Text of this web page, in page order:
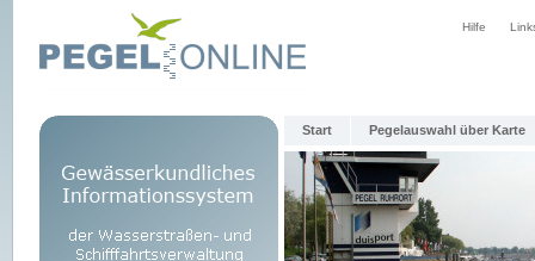
Hilfe
Start Pegelauswahl über Karte